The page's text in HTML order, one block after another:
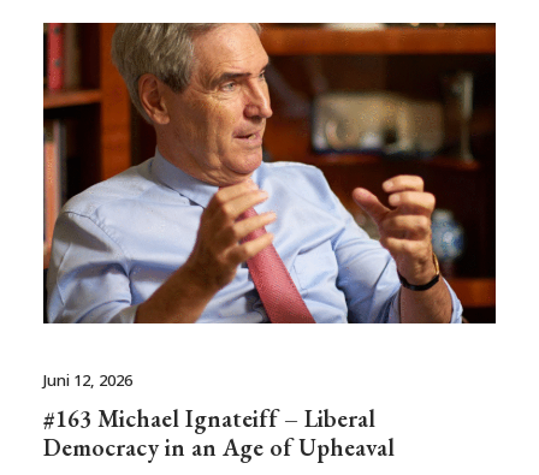
Juni 12, 2026
#163 Michael Ignateiff – Liberal
Democracy in an Age of Upheaval